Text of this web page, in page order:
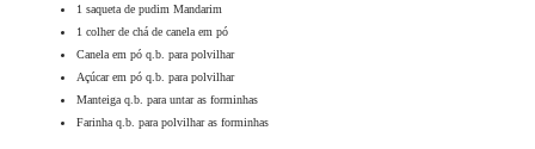
1 saqueta de pudim Mandarim
1 colher de chá de canela em pó
Canela em pó q.b. para polvilhar
Açúcar em pó q.b. para polvilhar
Manteiga q.b. para untar as forminhas
Farinha q.b. para polvilhar as forminhas